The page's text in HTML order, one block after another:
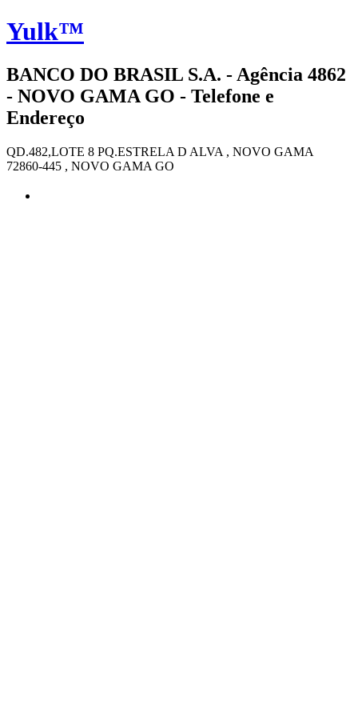
Yulk™
BANCO DO BRASIL S.A. - Agência 4862
- NOVO GAMA GO - Telefone e
Endereço
QD.482,LOTE 8 PQ.ESTRELA D ALVA , NOVO GAMA
72860-445 , NOVO GAMA GO